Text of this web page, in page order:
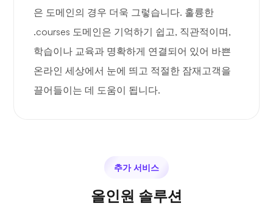
은 도메인의 경우 더욱 그렇습니다. 훌륭한
.courses 도메인은 기억하기 쉽고, 직관적이며,
학습이나 교육과 명확하게 연결되어 있어 바쁜
온라인 세상에서 눈에 띄고 적절한 잠재고객을
끌어들이는 데 도움이 됩니다.
추가 서비스
올인원 솔루션